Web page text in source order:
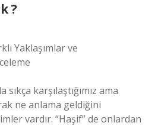
?
Yaklaşımlar ve
sıkça karşılaştığımız ama
ne anlama geldiğini
vardır. “Haşif” de onlardan